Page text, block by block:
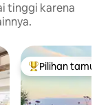
tinggi karena
Pilihan tamu
Pilihan tamu